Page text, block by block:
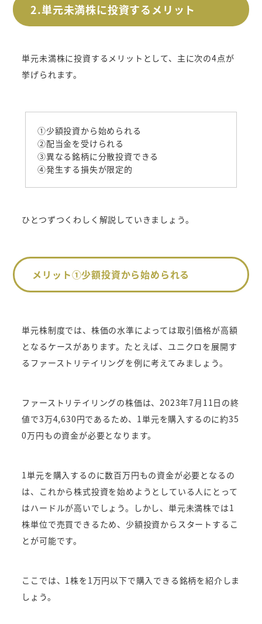
2.単元未満株に投資するメリット
単元未満株に投資するメリットとして、主に次の4点が
挙げられます。
①少額投資から始められる
②配当金を受けられる
③異なる銘柄に分散投資できる
④発生する損失が限定的
ひとつずつくわしく解説していきましょう。
メリット①少額投資から始められる
単元株制度では、株価の水準によっては取引価格が高額
となるケースがあります。たとえば、ユニクロを展開す
るファーストリテイリングを例に考えてみましょう。
ファーストリテイリングの株価は、2023年7月11日の終
値で3万4,630円であるため、1単元を購入するのに約35
0万円もの資金が必要となります。
1単元を購入するのに数百万円もの資金が必要となるの
は、これから株式投資を始めようとしている人にとって
はハードルが高いでしょう。しかし、単元未満株では1
株単位で売買できるため、少額投資からスタートするこ
とが可能です。
ここでは、1株を1万円以下で購入できる銘柄を紹介しま
しょう。